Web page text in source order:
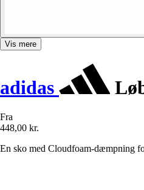
Vis mere
adidas
Fra
448,00 kr.
En sko med Cloudfoam-dæmpning